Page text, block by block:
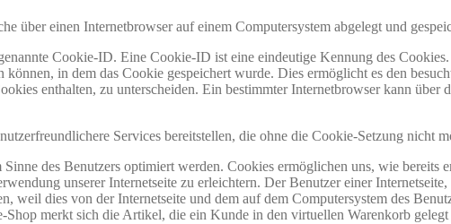
über einen Internetbrowser auf einem Computersystem abgelegt und
Cookie-ID. Eine Cookie-ID ist eine eindeutige Kennung des
in dem das Cookie gespeichert wurde. Dies ermöglicht es den
enthalten, zu unterscheiden. Ein bestimmter Internetbrowser kann
Services bereitstellen, die ohne die Cookie-Setzung nicht
des Benutzers optimiert werden. Cookies ermöglichen uns, wie bereits
unserer Internetseite zu erleichtern. Der Benutzer einer
weil dies von der Internetseite und dem auf dem Computersystem des
merkt sich die Artikel, die ein Kunde in den virtuellen Warenkorb